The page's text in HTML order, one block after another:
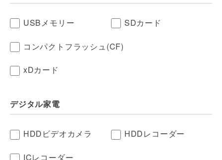
USBメモリー SDカード
コンパクトフラッシュ(CF)
xDカード
デジタル家電
HDDビデオカメラ HDDレコーダー
ICレコーダー